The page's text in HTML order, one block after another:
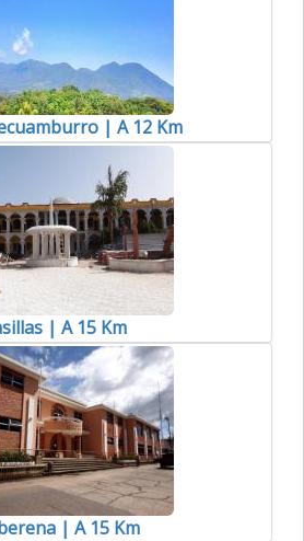
| A 12 Km
| A 15 Km
| A 15 Km